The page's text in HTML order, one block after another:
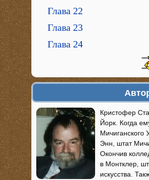
Глава 22
Глава 23
Глава 24
Кристофер
Йорк. Когда
Энн, штат
Окончив
в Монтклер,
искусства.